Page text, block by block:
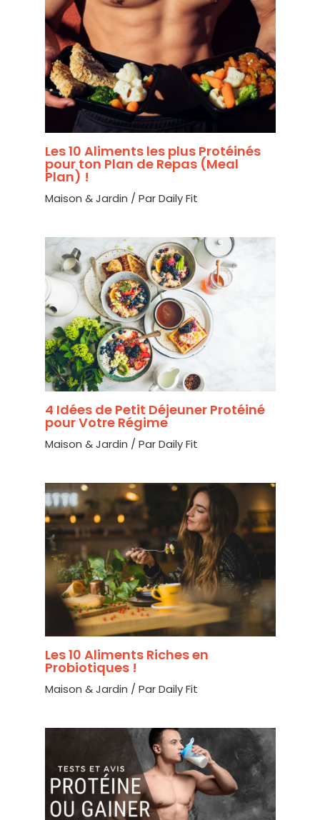
Les 10 Aliments les plus Protéinés
pour ton Plan de Repas (Meal
Plan) !
Maison & Jardin / ParDaily Fit
4 Idées de Petit Déjeuner Protéiné
pour Votre Régime
Maison & Jardin / ParDaily Fit
Les 10 Aliments Riches en
Probiotiques !
Maison & Jardin / ParDaily Fit